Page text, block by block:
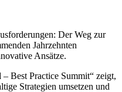
Der Weg zur
Jahrzehnten
Ansätze.
Best Practice Summit“ zeigt,
Strategien umsetzen und